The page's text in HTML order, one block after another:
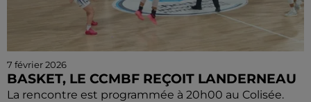
7 février 2026
BASKET, LE CCMBF REÇOIT LANDERNEAU
La rencontre est programmée à 20h00 au Colisée.